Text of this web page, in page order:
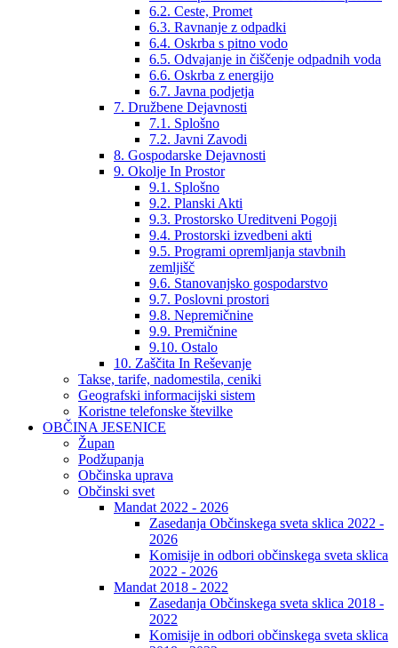
6.2. Ceste, Promet
6.3. Ravnanje z odpadki
6.4. Oskrba s pitno vodo
6.5. Odvajanje in čiščenje odpadnih voda
6.6. Oskrba z energijo
6.7. Javna podjetja
7. Družbene Dejavnosti
7.1. Splošno
7.2. Javni Zavodi
8. Gospodarske Dejavnosti
9. Okolje In Prostor
9.1. Splošno
9.2. Planski Akti
9.3. Prostorsko Ureditveni Pogoji
9.4. Prostorski izvedbeni akti
9.5. Programi opremljanja stavbnih
zemljišč
9.6. Stanovanjsko gospodarstvo
9.7. Poslovni prostori
9.8. Nepremičnine
9.9. Premičnine
9.10. Ostalo
10. Zaščita In Reševanje
Takse, tarife, nadomestila, ceniki
Geografski informacijski sistem
Koristne telefonske številke
OBČINA JESENICE
Župan
Podžupanja
Občinska uprava
Občinski svet
Mandat 2022 - 2026
Zasedanja Občinskega sveta sklica 2022 -
2026
Komisije in odbori občinskega sveta sklica
2022 - 2026
Mandat 2018 - 2022
Zasedanja Občinskega sveta sklica 2018 -
2022
Komisije in odbori občinskega sveta sklica